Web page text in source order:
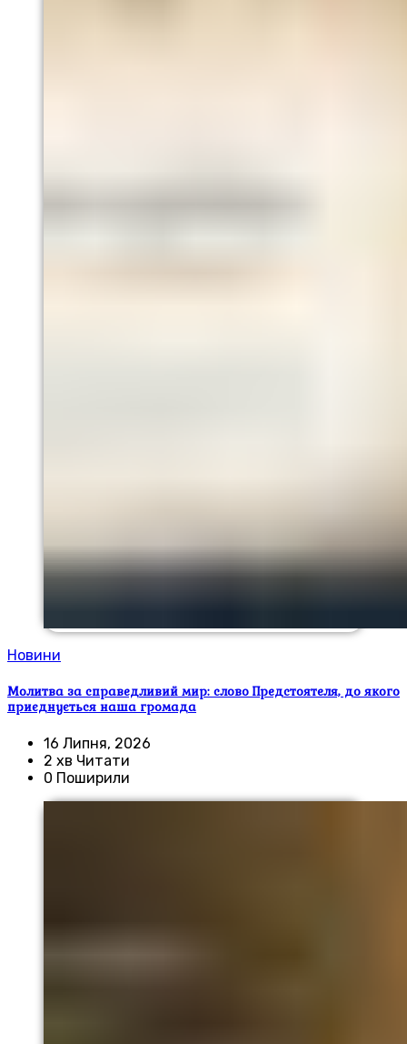
Новини
Молитва за справедливий мир: слово Предстоятеля, до якого
приєднується наша громада
16 Липня, 2026
2 хв Читати
0 Поширили